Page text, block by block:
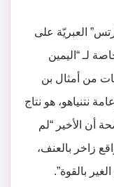
العبريّة على
لـ “اليمين
من أمثال بن
نتنياهو، هو نتاج
أن الأخير “لم
زاخر بالعنف،
بالقوة”.